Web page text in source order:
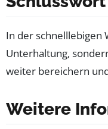
In der schnelllebigen
Unterhaltung,
weiter bereichern
Weitere